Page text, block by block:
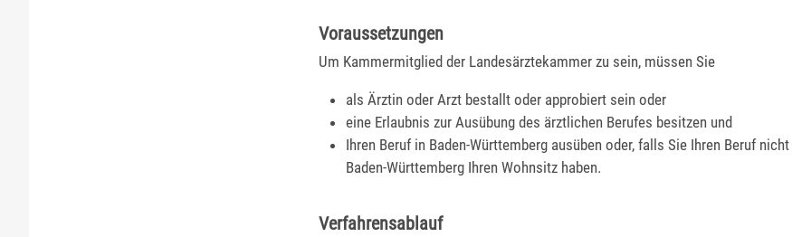
Voraussetzungen
Um Kammermitglied der Landesärztekammer zu sein, müssen Sie
als Ärztin oder Arzt bestallt oder approbiert sein oder
eine Erlaubnis zur Ausübung des ärztlichen Berufes besitzen und
Ihren Beruf in Baden-Württemberg ausüben oder, falls Sie Ihren Beruf
Baden-Württemberg Ihren Wohnsitz haben.
Verfahrensablauf